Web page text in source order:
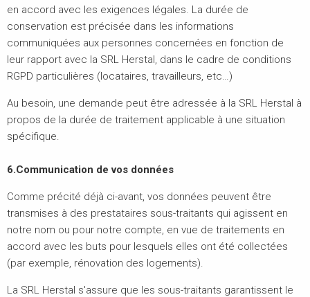
en accord avec les exigences légales. La durée de
conservation est précisée dans les informations
communiquées aux personnes concernées en fonction de
leur rapport avec la SRL Herstal, dans le cadre de conditions
RGPD particulières (locataires, travailleurs, etc…)
Au besoin, une demande peut être adressée à la SRL Herstal à
propos de la durée de traitement applicable à une situation
spécifique.
6.Communication de vos données
Comme précité déjà ci-avant, vos données peuvent être
transmises à des prestataires sous-traitants qui agissent en
notre nom ou pour notre compte, en vue de traitements en
accord avec les buts pour lesquels elles ont été collectées
(par exemple, rénovation des logements).
La SRL Herstal s'assure que les sous-traitants garantissent le